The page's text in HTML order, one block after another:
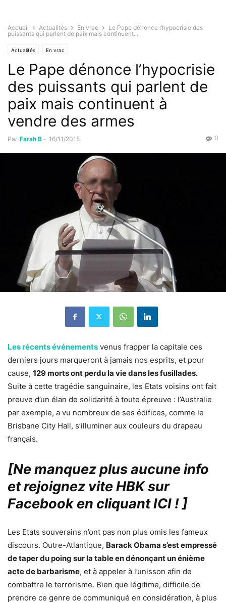
Accueil Actualités En vrac
Le Pape dénonce l’hypocrisie des
puissants qui parlent de paix mais continuent...
Actualités En vrac
Le Pape dénonce l’hypocrisie
des puissants qui parlent de
paix mais continuent à
vendre des armes
Par Farah B - 16/11/2015 0
Les récents événements venus frapper la capitale ces
derniers jours marqueront à jamais nos esprits, et pour
cause, 129 morts ont perdu la vie dans les fusillades.
Suite à cette tragédie sanguinaire, les Etats voisins ont fait
preuve d’un élan de solidarité à toute épreuve : l’Australie
par exemple, a vu nombreux de ses édifices, comme le
Brisbane City Hall, s’illuminer aux couleurs du drapeau
français.
[Ne manquez plus aucune info
et rejoignez vite HBK sur
Facebook en cliquant ICI !]
Les Etats souverains n’ont pas non plus omis les fameux
discours. Outre-Atlantique, Barack Obama s’est empressé
de taper du poing sur la table en dénonçant un énième
acte de barbarisme, et à appeler à l’unisson afin de
combattre le terrorisme. Bien que légitime, difficile de
prendre ce genre de communiqué en considération, à plus